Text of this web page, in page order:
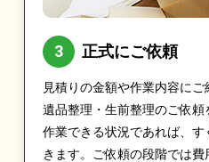
正式にご依頼
見積りの金額や作業内容に
遺品整理・生前整理のご依頼
作業できる状況であれば、
きます。ご依頼の段階では